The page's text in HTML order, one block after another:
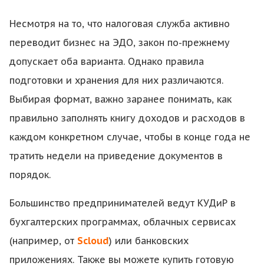
Несмотря на то, что налоговая служба активно
переводит бизнес на ЭДО, закон по-прежнему
допускает оба варианта. Однако правила
подготовки и хранения для них различаются.
Выбирая формат, важно заранее понимать, как
правильно заполнять книгу доходов и расходов в
каждом конкретном случае, чтобы в конце года не
тратить недели на приведение документов в
порядок.
Большинство предпринимателей ведут КУДиР в
бухгалтерских программах, облачных сервисах
(например, от Scloud) или банковских
приложениях. Также вы можете купить готовую